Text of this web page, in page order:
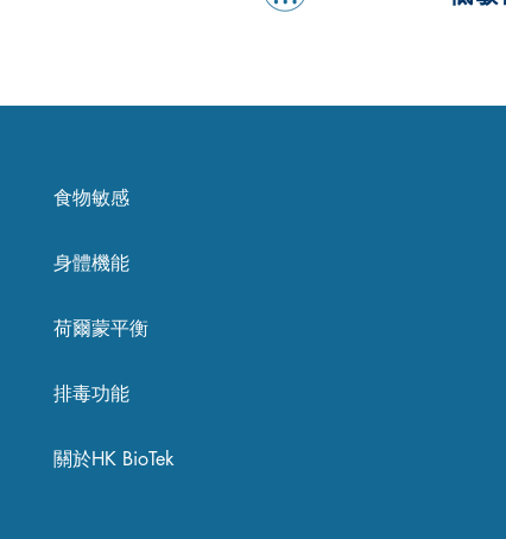
食物敏感
身體機能
荷爾蒙平衡
排毒功能
關於HK BioTek